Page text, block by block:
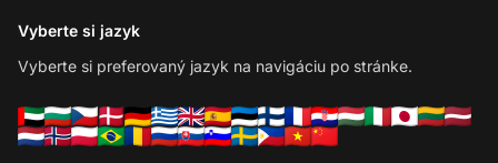
Vyberte si jazyk
Vyberte si preferovaný jazyk na navigáciu po stránke.